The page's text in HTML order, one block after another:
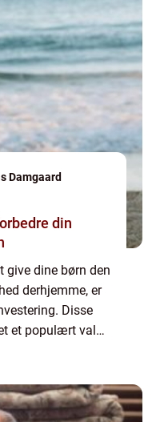
Damgaard
din
give dine børn den
derhjemme, er
Disse
et populært valg